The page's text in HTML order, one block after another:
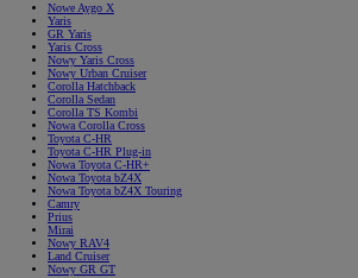
Nowe Aygo X
Yaris
GR Yaris
Yaris Cross
Nowy Yaris Cross
Nowy Urban Cruiser
Corolla Hatchback
Corolla Sedan
Corolla TS Kombi
Nowa Corolla Cross
Toyota C-HR
Toyota C-HR Plug-in
Nowa Toyota C-HR+
Nowa Toyota bZ4X
Nowa Toyota bZ4X Touring
Camry
Prius
Mirai
Nowy RAV4
Land Cruiser
Nowy GR GT